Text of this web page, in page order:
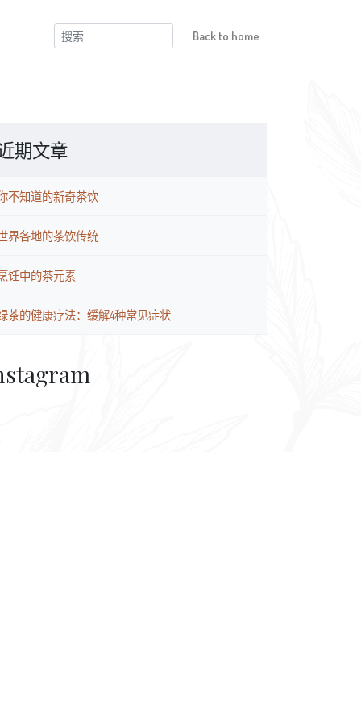
搜
索：
Back to home
期文章
不知道的新奇茶饮
界各地的茶饮传统
饪中的茶元素
茶的健康疗法：缓解4种常见症状